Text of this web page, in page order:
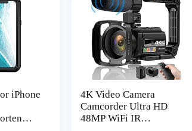
iPhone
4K Video Camera
Camcorder Ultra HD
48MP WiFi IR